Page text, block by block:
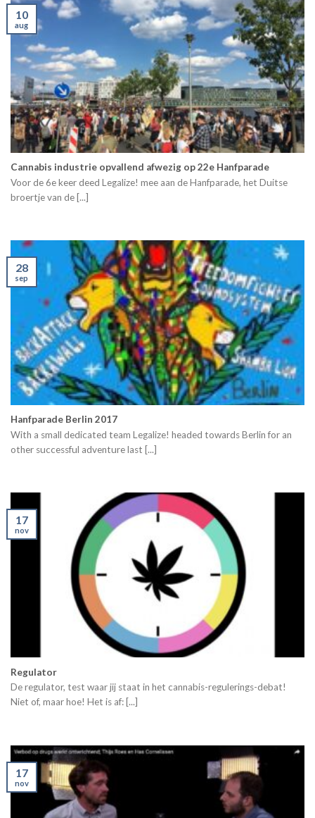
Cannabis industrie opvallend afwezig op 22e Hanfparade
Voor de 6e keer deed Legalize! mee aan de Hanfparade, het Duitse
broertje van de [...]
10
aug
Hanfparade Berlin 2017
With a small dedicated team Legalize! headed towards Berlin for an
other successful adventure last [...]
28
sep
Regulator
De regulator, test waar jij staat in het cannabis-regulerings-debat!
Niet of, maar hoe! Het is af: [...]
17
nov
17
nov